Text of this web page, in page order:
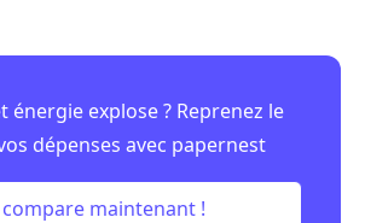
énergie explose ? Reprenez le
dépenses avec papernest
compare maintenant !